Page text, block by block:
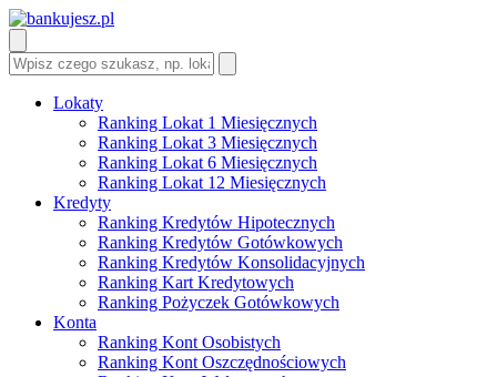
Lokaty
Ranking Lokat 1 Miesięcznych
Ranking Lokat 3 Miesięcznych
Ranking Lokat 6 Miesięcznych
Ranking Lokat 12 Miesięcznych
Kredyty
Ranking Kredytów Hipotecznych
Ranking Kredytów Gotówkowych
Ranking Kredytów Konsolidacyjnych
Ranking Kart Kredytowych
Ranking Pożyczek Gotówkowych
Konta
Ranking Kont Osobistych
Ranking Kont Oszczędnościowych